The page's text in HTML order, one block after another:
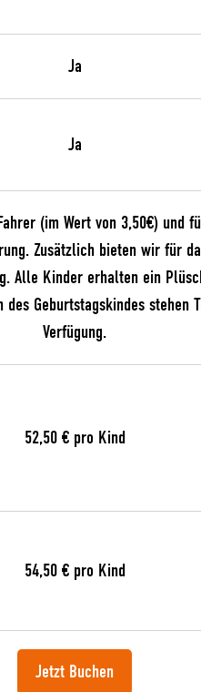
Ja
Ja
(im Wert von 3,50€) und
Zusätzlich bieten wir für
Alle Kinder erhalten ein
des Geburtstagskindes stehen
Verfügung.
52,50 € pro Kind
54,50 € pro Kind
Jetzt Buchen